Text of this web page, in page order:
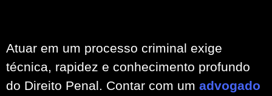
Atuar em um processo criminal exige
técnica, rapidez e conhecimento profundo
do Direito Penal. Contar com um advogado